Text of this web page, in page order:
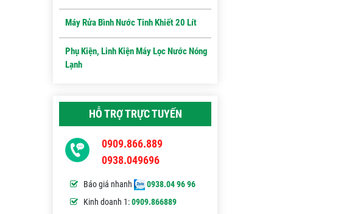
Máy Rửa Bình Nước Tinh Khiết 20 Lít
Phụ Kiện, Linh Kiện Máy Lọc Nước Nóng
Lạnh
HỖ TRỢ TRỰC TUYẾN
0909.866.889
0938.049696
Báo giá nhanh
0938.04 96 96
Kinh doanh 1:0909.866889